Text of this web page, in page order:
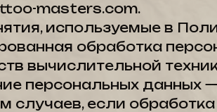
masters.com.
используемые в
обработка
вычислительной
персональных данных
случаев, если